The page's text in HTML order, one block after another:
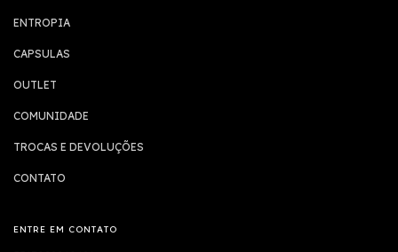
ENTROPIA
CAPSULAS
OUTLET
COMUNIDADE
TROCAS E DEVOLUÇÕES
CONTATO
ENTRE EM CONTATO